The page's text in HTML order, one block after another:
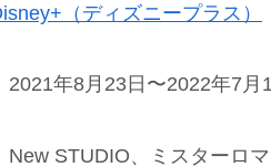
（ディズニープラス）
2021年8月23日〜2022年7月
New STUDIO、ミスターロ